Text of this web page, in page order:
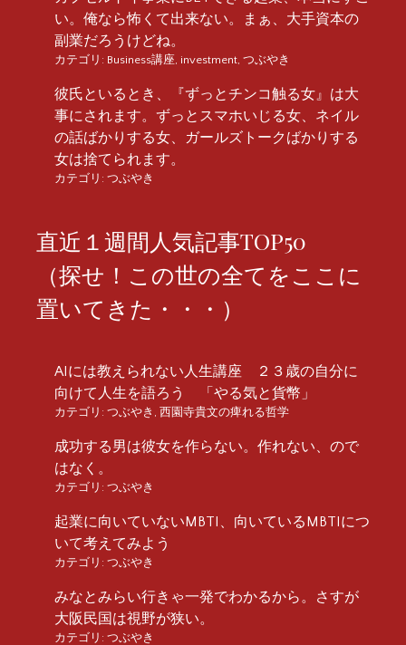
い。俺なら怖くて出来ない。まぁ、大手資本の
副業だろうけどね。
カテゴリ: Business講座, investment, つぶやき
彼氏といるとき、『ずっとチンコ触る女』は大
事にされます。ずっとスマホいじる女、ネイル
の話ばかりする女、ガールズトークばかりする
女は捨てられます。
カテゴリ: つぶやき
直近１週間人気記事TOP50
（探せ！この世の全てをここに
置いてきた・・・）
AIには教えられない人生講座 ２３歳の自分に
向けて人生を語ろう 「やる気と貨幣」
カテゴリ: つぶやき , 西園寺貴文の痺れる哲学
成功する男は彼女を作らない。作れない、ので
はなく。
カテゴリ: つぶやき
起業に向いていないMBTI、向いているMBTIにつ
いて考えてみよう
カテゴリ: つぶやき
みなとみらい行きゃ一発でわかるから。さすが
大阪民国は視野が狭い。
カテゴリ: つぶやき